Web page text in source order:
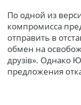
По одной из
компромисса
отправить в
обмен на
друзів». Однако
предложения